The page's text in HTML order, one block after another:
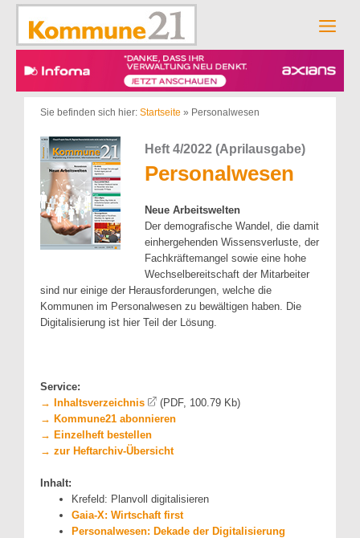
Zum
springen
Sie befinden sich hier: Startseite » Personalwesen
Heft 4/2022 (Aprilausgabe)
Personalwesen
Neue Arbeitswelten
Der demografische Wandel, die damit
einhergehenden Wissensverluste, der
Fachkräftemangel sowie eine hohe
Wechselbereitschaft der Mitarbeiter
sind nur einige der Herausforderungen, welche die
Kommunen im Personalwesen zu bewältigen haben. Die
Digitalisierung ist hier Teil der Lösung.
Service:
→ Inhaltsverzeichnis
(PDF, 100.79 Kb)
→ Kommune21 abonnieren
→ Einzelheft bestellen
→ zur Heftarchiv-Übersicht
Inhalt:
Krefeld: Planvoll digitalisieren
Gaia-X: Wirtschaft first
Personalwesen: Dekade der Digitalisierung